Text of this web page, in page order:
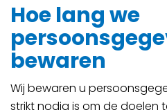
Hoe lang we
bewaren
Wij bewaren u
strikt nodig is om de doelen